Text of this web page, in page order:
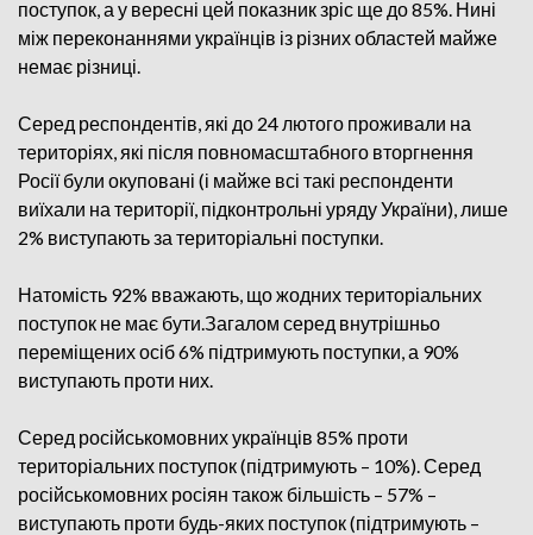
поступок, а у вересні цей показник зріс ще до 85%. Нині
між переконаннями українців із різних областей майже
немає різниці.
Серед респондентів, які до 24 лютого проживали на
територіях, які після повномасштабного вторгнення
Росії були окуповані (і майже всі такі респонденти
виїхали на території, підконтрольні уряду України), лише
2% виступають за територіальні поступки.
Натомість 92% вважають, що жодних територіальних
поступок не має бути.Загалом серед внутрішньо
переміщених осіб 6% підтримують поступки, а 90%
виступають проти них.
Серед російськомовних українців 85% проти
територіальних поступок (підтримують – 10%). Серед
російськомовних росіян також більшість – 57% –
виступають проти будь-яких поступок (підтримують –